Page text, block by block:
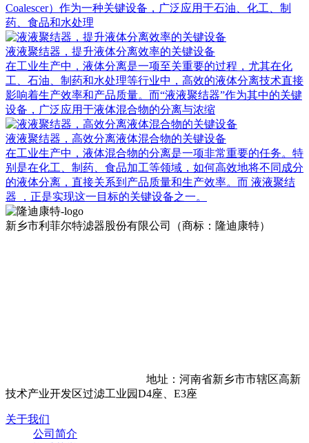
Coalescer）作为一种关键设备，广泛应用于石油、化工、制
药、食品和水处理
液液聚结器，提升液体分离效率的关键设备
在工业生产中，液体分离是一项至关重要的过程，尤其在化
工、石油、制药和水处理等行业中，高效的液体分离技术直接
影响着生产效率和产品质量。而“液液聚结器”作为其中的关键
设备，广泛应用于液体混合物的分离与浓缩
液液聚结器，高效分离液体混合物的关键设备
在工业生产中，液体混合物的分离是一项非常重要的任务。特
别是在化工、制药、食品加工等领域，如何高效地将不同成分
的液体分离，直接关系到产品质量和生产效率。而 液液聚结
器 ，正是实现这一目标的关键设备之一。
新乡市利菲尔特滤器股份有限公司（商标：隆迪康特）
地址：河南省新乡市市辖区高新
技术产业开发区过滤工业园D4座、E3座
关于我们
公司简介